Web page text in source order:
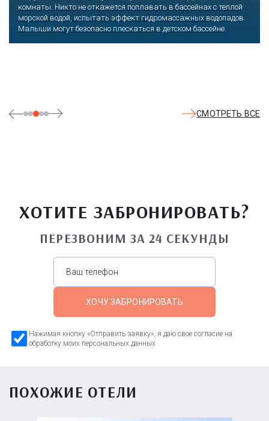
любимых героев русского фольклора, получаешь возможность
сколько душе угодно кататься на аттракционах европейского
уровня. Гости участвуют в увлекательных квестах и творческих
СМОТРЕТЬ ВСЕ
ХОТИТЕ ЗАБРОНИРОВАТЬ?
ПЕРЕЗВОНИМ ЗА 24 СЕКУНДЫ
ХОЧУ ЗАБРОНИРОВАТЬ
Нажимая кнопку «Отправить заявку», я даю свое согласие на
обработку моих персональных данных
ПОХОЖИЕ ОТЕЛИ